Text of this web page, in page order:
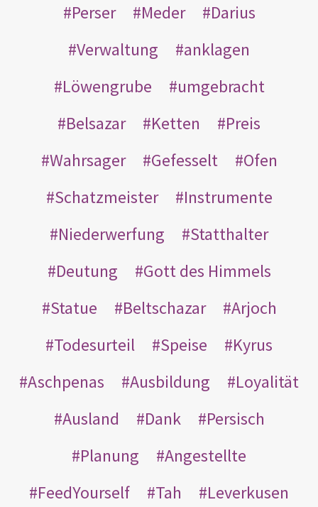
Perser
Meder
Darius
Verwaltung
anklagen
Löwengrube
umgebracht
Belsazar
Ketten
Preis
Wahrsager
Gefesselt
Ofen
Schatzmeister
Instrumente
Niederwerfung
Statthalter
Deutung
Gott des Himmels
Statue
Beltschazar
Arjoch
Todesurteil
Speise
Kyrus
Aschpenas
Ausbildung
Loyalität
Ausland
Dank
Persisch
Planung
Angestellte
FeedYourself
Tah
Leverkusen